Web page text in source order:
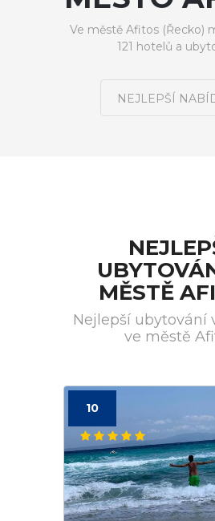
Ve městě Afitos (Řecko)
121 hotelů a
NEJLEPŠÍ
MĚSTĚ
Nejlepší ubytování
ve městě
10